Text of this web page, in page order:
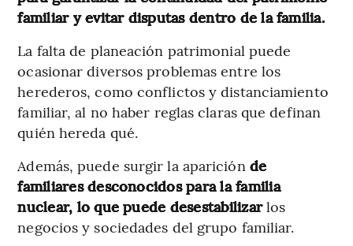
familiar y evitar disputas dentro de la familia.
La falta de planeación patrimonial puede
ocasionar diversos problemas entre los
herederos, como conflictos y distanciamiento
familiar, al no haber reglas claras que definan
quién hereda qué.
Además, puede surgir la aparición de
familiares desconocidos para la familia
nuclear, lo que puede desestabilizarlos
negocios y sociedades del grupo familiar.